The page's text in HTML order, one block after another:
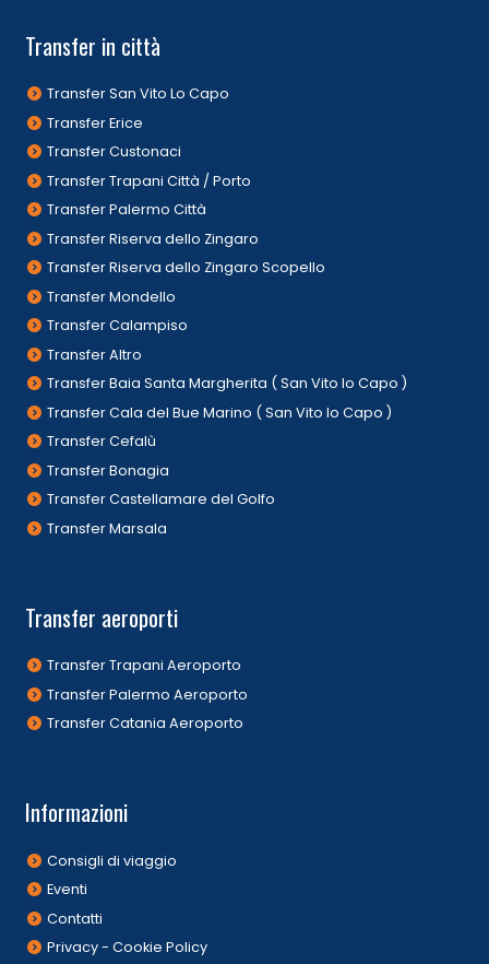
Transfer in città
Transfer San Vito Lo Capo
Transfer Erice
Transfer Custonaci
Transfer Trapani Città / Porto
Transfer Palermo Città
Transfer Riserva dello Zingaro
Transfer Riserva dello Zingaro Scopello
Transfer Mondello
Transfer Calampiso
Transfer Altro
Transfer Baia Santa Margherita ( San Vito lo Capo )
Transfer Cala del Bue Marino ( San Vito lo Capo )
Transfer Cefalù
Transfer Bonagia
Transfer Castellamare del Golfo
Transfer Marsala
Transfer aeroporti
Transfer Trapani Aeroporto
Transfer Palermo Aeroporto
Transfer Catania Aeroporto
Informazioni
Consigli di viaggio
Eventi
Contatti
Privacy - Cookie Policy